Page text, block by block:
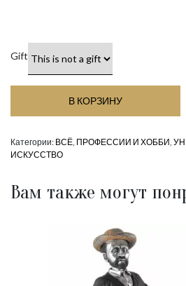
Gift
В КОРЗИНУ
Категории: ВСЁ ПРОФЕССИИ И ХОББИ
ИСКУССТВО
Вам также могут